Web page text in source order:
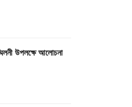
উপলক্ষে আলোচনা